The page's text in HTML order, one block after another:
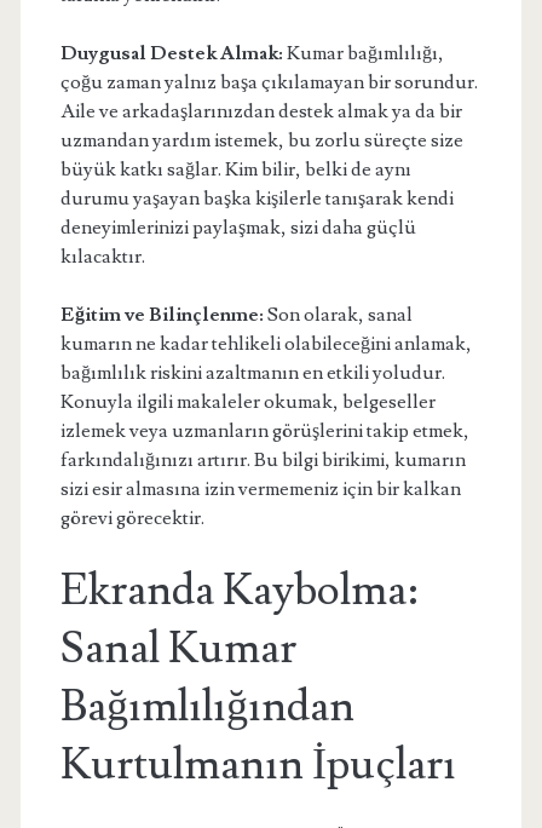
Duygusal Destek Almak: Kumar bağımlılığı,
çoğu zaman yalnız başa çıkılamayan bir sorundur.
Aile ve arkadaşlarınızdan destek almak ya da bir
uzmandan yardım istemek, bu zorlu süreçte size
büyük katkı sağlar. Kim bilir, belki de aynı
durumu yaşayan başka kişilerle tanışarak kendi
deneyimlerinizi paylaşmak, sizi daha güçlü
kılacaktır.
Eğitim ve Bilinçlenme: Son olarak, sanal
kumarın ne kadar tehlikeli olabileceğini anlamak,
bağımlılık riskini azaltmanın en etkili yoludur.
Konuyla ilgili makaleler okumak, belgeseller
izlemek veya uzmanların görüşlerini takip etmek,
farkındalığınızı artırır. Bu bilgi birikimi, kumarın
sizi esir almasına izin vermemeniz için bir kalkan
görevi görecektir.
Ekranda Kaybolma:
Sanal Kumar
Bağımlılığından
Kurtulmanın İpuçları